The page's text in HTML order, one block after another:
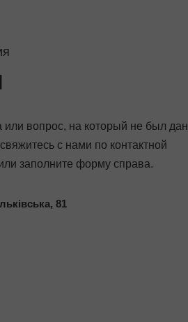
или вопрос, на который не был дан
с нами по контактной
заполните форму справа.
81